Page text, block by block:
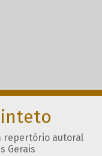
repertório autoral
Gerais